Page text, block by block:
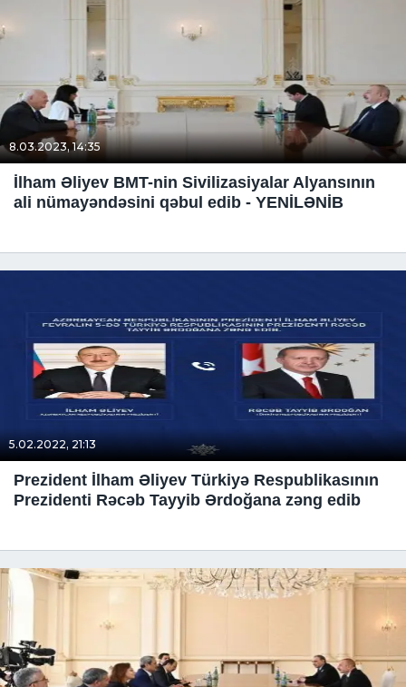
8.03.2023, 14:35
İlham Əliyev BMT-nin Sivilizasiyalar Alyansının
ali nümayəndəsini qəbul edib - YENİLƏNİB
5.02.2022, 21:13
Prezident İlham Əliyev Türkiyə Respublikasının
Prezidenti Rəcəb Tayyib Ərdoğana zəng edib